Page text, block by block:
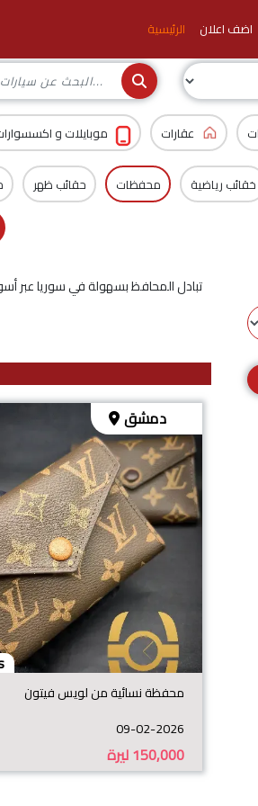
الرئيسية اضف اعلان
عقارات موبايلات و
خقائب رياضية محفظات حقائب ظهر
تبادل المحافظ بسهولة في سوريا عبر
دمشق
محفظة نسائية من لويس فيتون
09-02-2026
ليرة150,000